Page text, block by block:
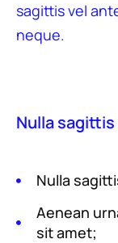
sagittis vel
neque.
Nulla
Nulla
Aenean
sit amet;